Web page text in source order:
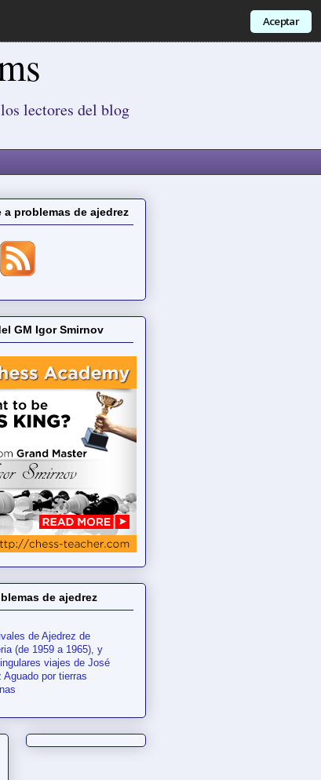
Aceptar
lectores del blog
problemas de ajedrez
GM Igor Smirnov
de ajedrez
de Ajedrez de
(de 1959 a 1965), y
viajes de José
Aguado por tierras